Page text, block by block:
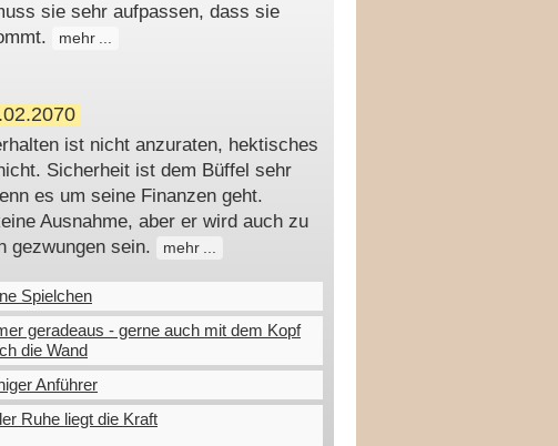
sie sehr aufpassen, dass sie
mehr
ist nicht anzuraten, hektisches
Sicherheit ist dem Büffel sehr
es um seine Finanzen geht.
Ausnahme, aber er wird auch zu
gezwungen sein.
mehr
Spielchen
geradeaus - gerne auch mit dem Kopf
die Wand
Anführer
Ruhe liegt die Kraft